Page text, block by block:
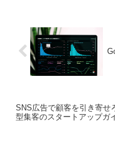
SNS広告で顧客を引き寄せ
型集客のスタートアップガ